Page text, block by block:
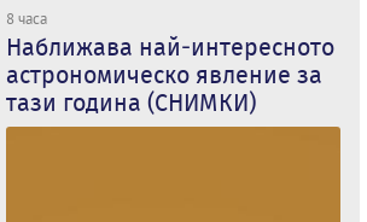
8 часа
Наближава най-интересното
астрономическо явление за
тази година (СНИМКИ)